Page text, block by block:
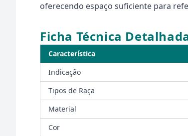
oferecendo espaço suficiente para
Ficha Técnica
Característica
Indicação
Tipos de Raça
Material
Cor